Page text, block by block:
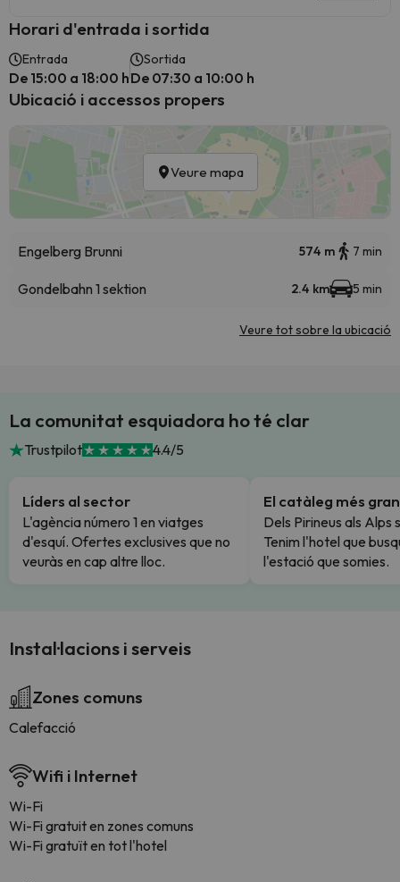
Horari d'entrada i sortida
Entrada
De 15:00 a 18:00 h
Sortida
De 07:30 a 10:00 h
Ubicació i accessos propers
Veure mapa
Engelberg Brunni 574 m 7 min
Gondelbahn 1 sektion 2.4 km 5 min
Veure tot sobre la ubicació
La comunitat esquiadora ho té clar
Trustpilot 4.4/5
Líders al sector
L'agència número 1 en viatges
d'esquí. Ofertes exclusives que no
veuràs en cap altre lloc.
El catàleg més gran
Dels Pirineus als Alps
Tenim l'hotel que
l'estació que somies.
Instal·lacions i serveis
Zones comuns
Calefacció
Wifi i Internet
Wi-Fi
Wi-Fi gratuit en zones comuns
Wi-Fi gratuït en tot l'hotel